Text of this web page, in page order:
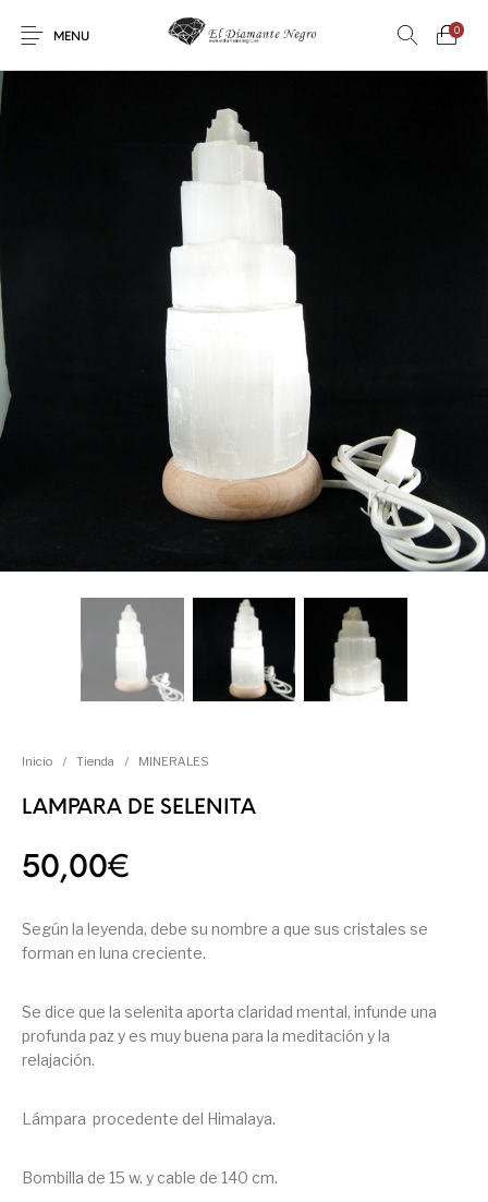
MENU
0
En oferta ! DECORACIÓN
FÓSILES JOYAS
MINERALES
PRODUCTOS DE
CONSUMO
Inicio / Tienda / MINERALES
LAMPARA DE SELENITA
50,00€
Según la leyenda, debe su nombre a que sus cristales se
forman en luna creciente.
Se dice que la selenita aporta claridad mental, infunde una
profunda paz y es muy buena para la meditación y la
relajación.
Lámpara procedente del Himalaya.
Bombilla de 15 w. y cable de 140 cm.